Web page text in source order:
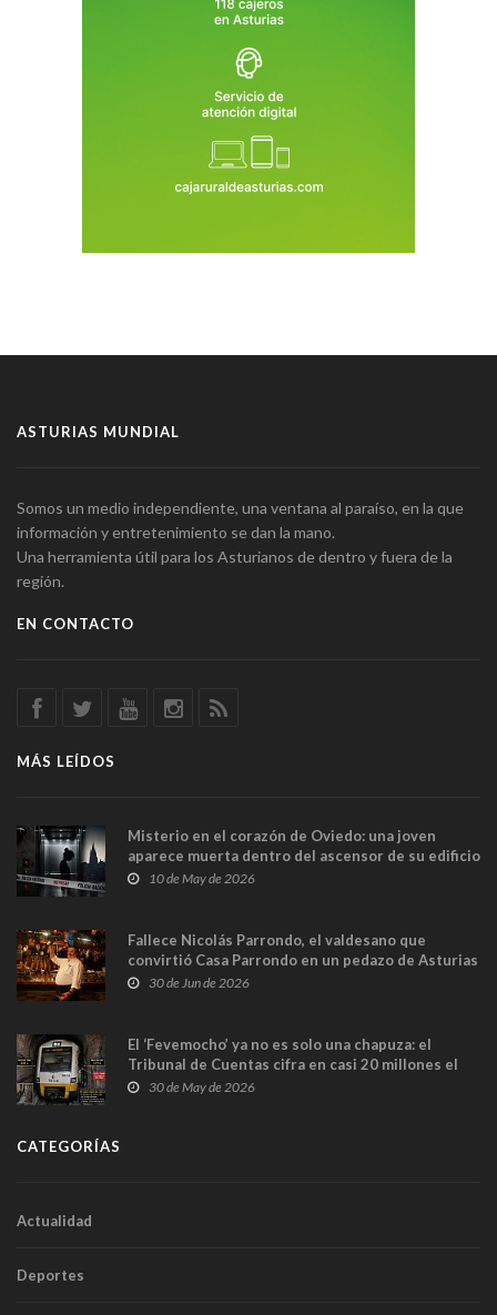
ASTURIAS MUNDIAL
Somos un medio independiente, una ventana al paraíso, en la que
información y entretenimiento se dan la mano.
Una herramienta útil para los Asturianos de dentro y fuera de la
región.
EN CONTACTO
MÁS LEÍDOS
Misterio en el corazón de Oviedo: una joven
aparece muerta dentro del ascensor de su edificio
y las cámaras captan sus últimos minutos
10 de May de 2026
Fallece Nicolás Parrondo, el valdesano que
convirtió Casa Parrondo en un pedazo de Asturias
en Madrid
30 de Jun de 2026
El ‘Fevemocho’ ya no es solo una chapuza: el
Tribunal de Cuentas cifra en casi 20 millones el
sobrecoste de los trenes que no cabían por los
30 de May de 2026
CATEGORÍAS
Actualidad
Deportes